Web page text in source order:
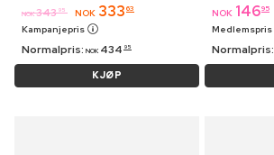
NOK 343 95 NOK 333 63
Kampanjepris
Normalpris: NOK 434 95
KJØP
NOK 14695
Medlemspris
Normalpris: